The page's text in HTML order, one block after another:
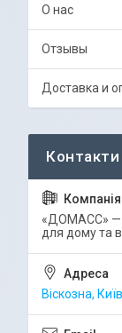
О нас
Отзывы
Доставка и
«ДОМАСС» —
для дому та
Віскозна,